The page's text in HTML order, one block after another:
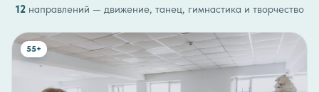
12направлений — движение, танец, гимнастика и творчество
55+